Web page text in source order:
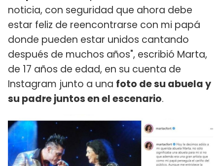
noticia, con seguridad que ahora debe
estar feliz de reencontrarse con mi papá
donde pueden estar unidos cantando
después de muchos años", escribió Marta,
de 17 años de edad, en su cuenta de
Instagram junto a una foto de su abuela y
su padre juntos en el escenario.